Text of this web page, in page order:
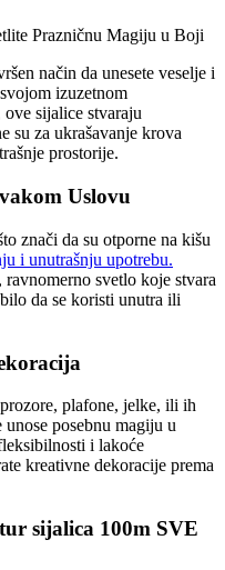
Prazničnu Magiju u Boji
način da unesete veselje i
izuzetnom
sijalice stvaraju
su za ukrašavanje krova
prostorije.
Uslovu
znači da su otporne na kišu
i unutrašnju upotrebu.
svetlo koje stvara
da se koristi unutra ili
plafone, jelke, ili ih
posebnu magiju u
i lakoće
kreativne dekoracije prema
sijalica 100m SVE